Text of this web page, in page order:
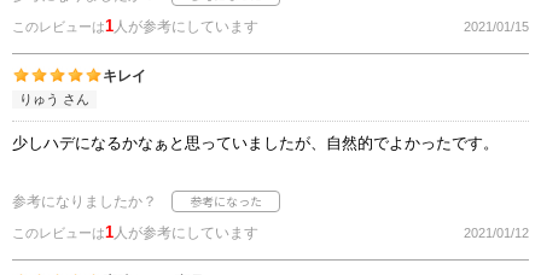
このレビューは1人が参考にしています 2021/01/15
キレイ
りゅう さん
少しハデになるかなぁと思っていましたが、自然的でよかったです。
参考になりましたか？
このレビューは1人が参考にしています 2021/01/12